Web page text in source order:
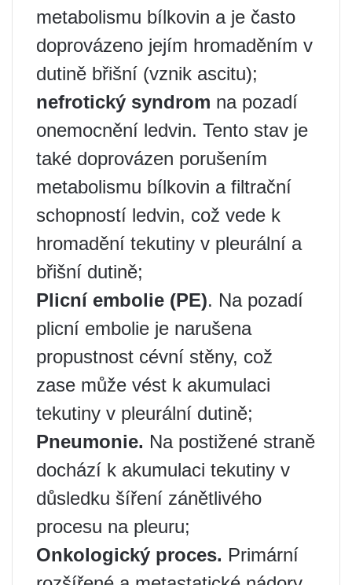
metabolismu bílkovin a je často
doprovázeno jejím hromaděním v
dutině břišní (vznik ascitu);
nefrotický syndrom na pozadí
onemocnění ledvin. Tento stav je
také doprovázen porušením
metabolismu bílkovin a filtrační
schopností ledvin, což vede k
hromadění tekutiny v pleurální a
břišní dutině;
Plicní embolie (PE). Na pozadí
plicní embolie je narušena
propustnost cévní stěny, což
zase může vést k akumulaci
tekutiny v pleurální dutině;
Pneumonie. Na postižené straně
dochází k akumulaci tekutiny v
důsledku šíření zánětlivého
procesu na pleuru;
Onkologický proces. Primární